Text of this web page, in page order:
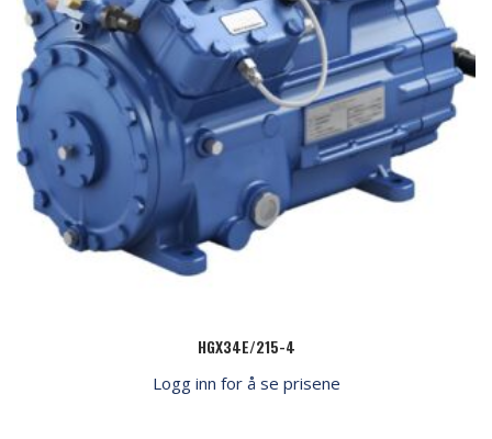
HGX34E/215-4
Logg inn for å se prisene